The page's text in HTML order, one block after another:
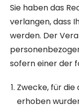
Sie haben das
verlangen, dass
werden. Der
sofern einer der
Zwecke, für
erhoben